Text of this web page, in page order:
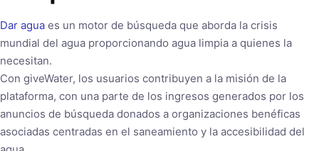
Dar agua es un motor de búsqueda que aborda la crisis
mundial del agua proporcionando agua limpia a quienes la
necesitan.
Con giveWater, los usuarios contribuyen a la misión de la
plataforma, con una parte de los ingresos generados por los
anuncios de búsqueda donados a organizaciones benéficas
asociadas centradas en el saneamiento y la accesibilidad del